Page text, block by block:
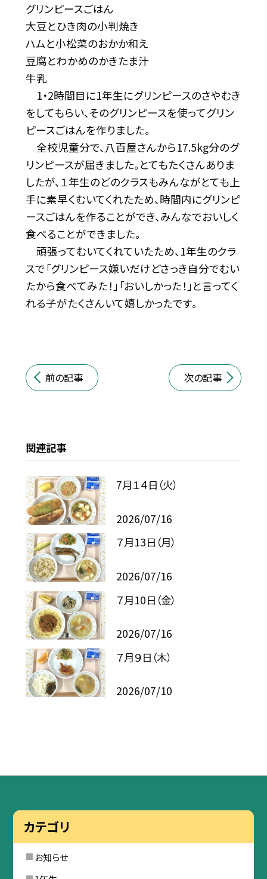
グリンピースごはん
大豆とひき肉の小判焼き
ハムと小松菜のおかか和え
豆腐とわかめのかきたま汁
牛乳
1・2時間目に1年生にグリンピースのさやむき
をしてもらい、そのグリンピースを使ってグリン
ピースごはんを作りました。
全校児童分で、八百屋さんから17.5kg分のグ
リンピースが届きました。とてもたくさんありま
したが、１年生のどのクラスもみんながとても上
手に素早くむいてくれたため、時間内にグリンピ
ースごはんを作ることができ、みんなでおいしく
食べることができました。
頑張ってむいてくれていたため、1年生のクラ
スで「グリンピース嫌いだけどさっき自分でむい
たから食べてみた！」「おいしかった！」と言ってく
れる子がたくさんいて嬉しかったです。
前の記事 次の記事
関連記事
7月１４日（火）
2026/07/16
７月13日（月）
2026/07/16
７月10日（金）
2026/07/16
７月９日（木）
2026/07/10
カテゴリ
お知らせ